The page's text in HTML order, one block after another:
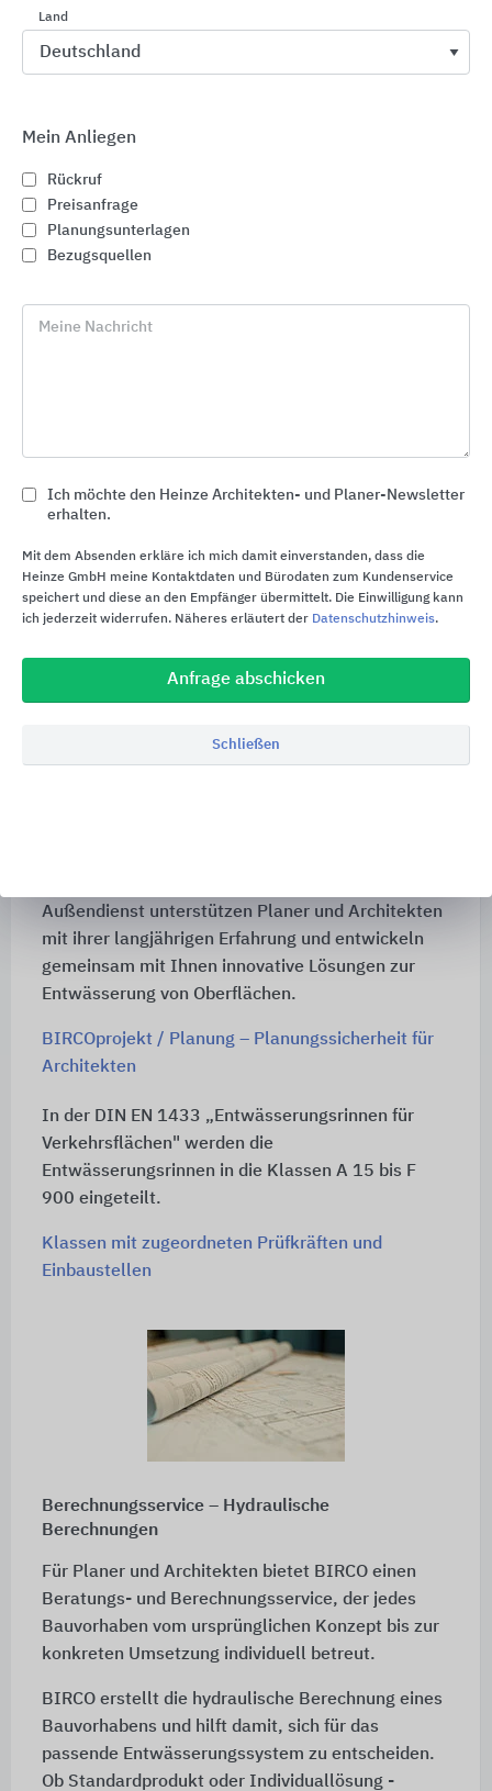
Serviceangebote und Dienstleistungen
BIRCOproject
Planung
Der Erfolg eines Bauprojektes beginnt mit der
umfassenden und kompetenten Planung. BIRCO
ist der Partner in Entwässerungsfragen - von
Anfang an.
Oft lassen sich Entwässerungsprojekte nicht
standardisiert durchführen. Objektbezogen können
Außendienst unterstützen Planer und Architekten
mit ihrer langjährigen Erfahrung und entwickeln
gemeinsam mit Ihnen innovative Lösungen zur
Entwässerung von Oberflächen.
BIRCOprojekt / Planung – Planungssicherheit für
Architekten
In der DIN EN 1433 „Entwässerungsrinnen für
Verkehrsflächen" werden die
Entwässerungsrinnen in die Klassen A 15 bis F
900 eingeteilt.
Klassen mit zugeordneten Prüfkräften und
Einbaustellen
Berechnungsservice – Hydraulische
Berechnungen
Für Planer und Architekten bietet BIRCO einen
Beratungs- und Berechnungsservice, der jedes
Bauvorhaben vom ursprünglichen Konzept bis zur
konkreten Umsetzung individuell betreut.
BIRCO erstellt die hydraulische Berechnung eines
Bauvorhabens und hilft damit, sich für das
passende Entwässerungssystem zu entscheiden.
Ob Standardprodukt oder Individuallösung -
Land
Mein Anliegen
Rückruf
Preisanfrage
Planungsunterlagen
Bezugsquellen
Meine Nachricht
Ich möchte den Heinze Architekten- und Planer-Newsletter
erhalten.
Mit dem Absenden erkläre ich mich damit einverstanden, dass die
Heinze GmbH meine Kontaktdaten und Bürodaten zum Kundenservice
speichert und diese an den Empfänger übermittelt. Die Einwilligung kann
ich jederzeit widerrufen. Näheres erläutert der Datenschutzhinweis.
Anfrage abschicken
Schließen